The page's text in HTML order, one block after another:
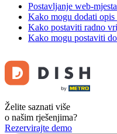
Postavljanje web-
Kako mogu dodati opis
Kako postaviti radno
Kako mogu postaviti
Želite saznati više
o našim rješenjima?
Rezervirajte demo